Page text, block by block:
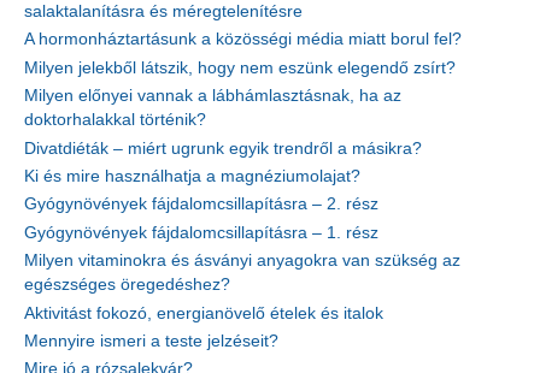
salaktalanításra és méregtelenítésre
A hormonháztartásunk a közösségi média miatt borul fel?
Milyen jelekből látszik, hogy nem eszünk elegendő zsírt?
Milyen előnyei vannak a lábhámlasztásnak, ha az
doktorhalakkal történik?
Divatdiéták – miért ugrunk egyik trendről a másikra?
Ki és mire használhatja a magnéziumolajat?
Gyógynövények fájdalomcsillapításra – 2. rész
Gyógynövények fájdalomcsillapításra – 1. rész
Milyen vitaminokra és ásványi anyagokra van szükség az
egészséges öregedéshez?
Aktivitást fokozó, energianövelő ételek és italok
Mennyire ismeri a teste jelzéseit?
Mire jó a rózsalekvár?